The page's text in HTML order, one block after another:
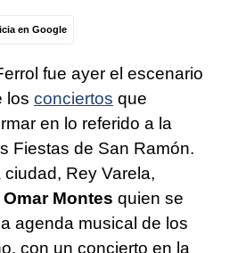
en Google
fue ayer el escenario
los conciertos que
en lo referido a la
Fiestas de San Ramón.
Rey Varela,
Omar Montes quien se
agenda musical de los
con un concierto en la